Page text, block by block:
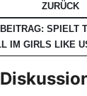
ZURÜCK
SPIELT
IM GIRLS LIKE